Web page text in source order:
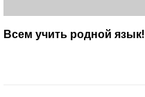
Всем учить родной язык!